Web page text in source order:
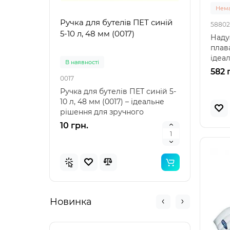
Ручка для бутелів ПЕТ синій
5-10 л, 48 мм (0017)
В наявностi
0017
Ручка для бутелів ПЕТ синій 5-
10 л, 48 мм (0017) – ідеальне
рішення для зручного
транспортування Ру..
10 грн.
5-10
В
10
Новинка
582